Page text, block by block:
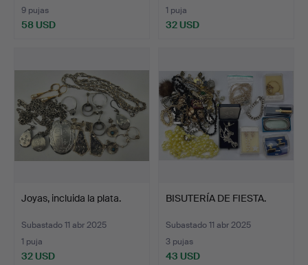
9 pujas
58 USD
1 puja
32 USD
Joyas, incluida la plata.
Subastado 11 abr 2025
1 puja
32 USD
BISUTERÍA DE FIESTA.
Subastado 11 abr 2025
3 pujas
43 USD